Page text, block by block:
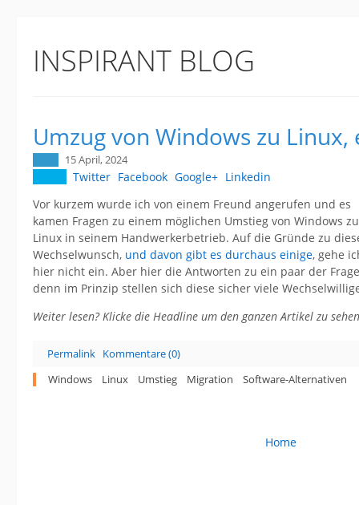
INSPIRANT BLOG
Umzug von Windows zu
15 April, 2024
Twitter Facebook Google+ Linkedin
Vor kurzem wurde ich von einem Freund angerufen und es
kamen Fragen zu einem möglichen Umstieg von Windows zu
Linux in seinem Handwerkerbetrieb. Auf die Gründe zu
Wechselwunsch, und davon gibt es durchaus einige, gehe
hier nicht ein. Aber hier die Antworten zu ein paar der
denn im Prinzip stellen sich diese sicher viele
Weiter lesen? Klicke die Headline um den ganzen Artikel zu
Permalink Kommentare (0)
Windows
Linux Umstieg Migration Software-Alternativen
Home